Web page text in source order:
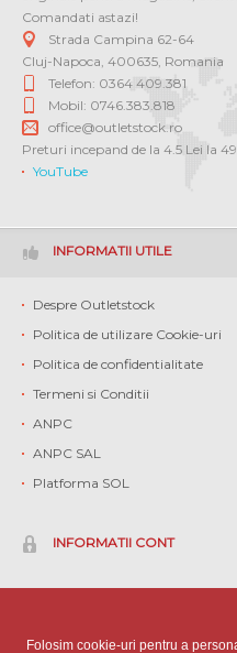
Folosim cookie-uri pentru a
Comandati astazi!
Strada Campina 62-64
Cluj-Napoca 400635 Romania
Telefon: 0364 409.381
Mobil: 0746.383.818
office@outletstock.ro
Preturi incepand de la 4.5 Lei la
YouTube
INFORMATII UTILE
Despre Outletstock
Politica de utilizare Cookie-uri
Politica de confidentialitate
Termeni si Conditii
ANPC
ANPC SAL
Platforma SOL
INFORMATII CONT